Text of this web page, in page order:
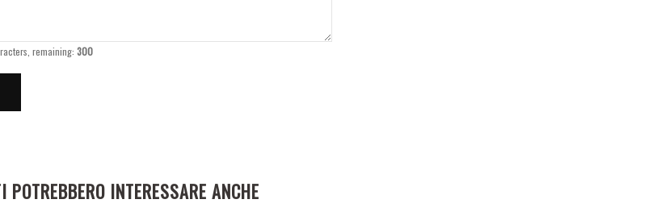
remaining: 300
POTREBBERO INTERESSARE ANCHE